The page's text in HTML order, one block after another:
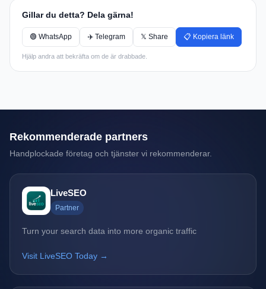
Gillar du detta? Dela gärna!
🟢 WhatsApp ✈️ Telegram 𝕏 Share 📋 Kopiera länk
Hjälp andra att bekräfta om de är drabbade.
Rekommenderade partners
Handplockade företag och tjänster vi rekommenderar.
LiveSEO
Partner
Turn your search data into more organic traffic
Visit LiveSEO Today →